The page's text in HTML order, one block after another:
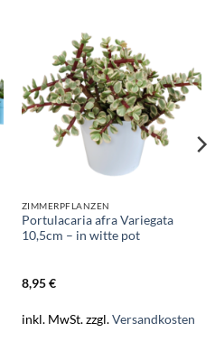
ZIMMERPFLANZEN
Portulacaria afra Variegata
10,5cm – in witte pot
8,95€
inkl. MwSt.zzgl.Versandkosten